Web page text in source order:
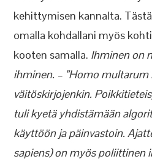
kehittymisen kannalta.
omalla kohdallani myös
kooten samalla. Ihminen on
ihminen. – ”Homo
väitöskirjojenkin.
tuli kyetä yhdistämään
käyttöön ja päinvastoin.
sapiens) on myös poliittinen